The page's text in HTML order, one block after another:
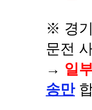
※ 경
문전
→ 일
송만